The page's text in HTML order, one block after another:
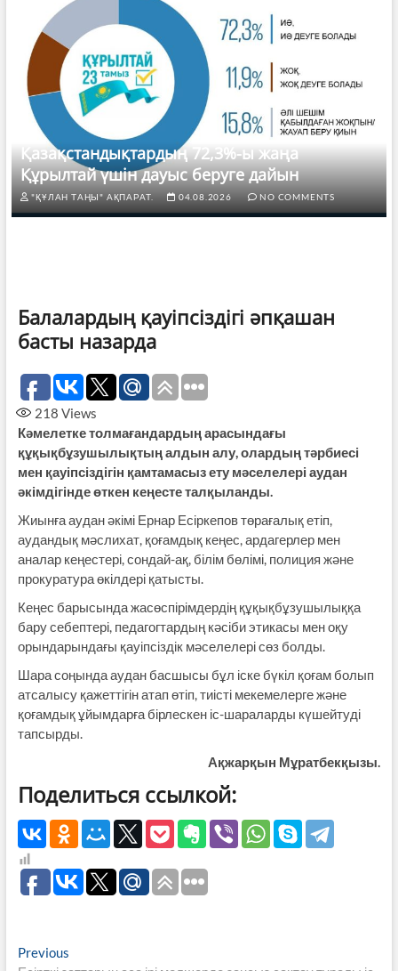
Қазақстандықтардың 72,3%-ы жаңа
Құрылтай үшін дауыс беруге дайын
"ҚҰЛАН ТАҢЫ" АҚПАРАТ. 04.08.2026 NO COMMENTS
Балалардың қауіпсіздігі әпқашан
басты назарда
218 Views
Кәмелетке толмаған­дардың арасындағы
құқықбұзушылықтың алдын алу, олардың тәрбиесі
мен қауіпсіздігін қамтамасыз ету мәселелері аудан
әкімдігінде өткен кеңесте талқыланды.
Жиынға аудан әкімі Ернар Есіркепов төрағалық етіп,
аудандық мәслихат, қоғамдық кеңес, ардагерлер мен
аналар кеңестері, сондай-ақ, білім бөлімі, полиция және
прокуратура өкілдері қатысты.
Кеңес барысында жас­өспірімдердің құқық­бұзушылыққа
бару себептері, пе­дагогтардың кәсіби этикасы мен оқу
орын­дарындағы қауіпсіздік мәселелері сөз болды.
Шара соңында аудан басшысы бұл іске бүкіл қоғам болып
атсалысу қажеттігін атап өтіп, тиісті мекемелерге және
қоғамдық ұйымдарға бірлескен іс-шараларды күшейтуді
тапсырды.
Ақжарқын Мұратбекқызы.
Поделиться ссылкой:
Навигация
PreviousPrevious